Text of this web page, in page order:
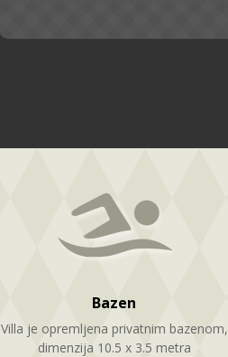
Bazen
Villa je opremljena privatnim bazenom,
dimenzija 10.5 x 3.5 metra